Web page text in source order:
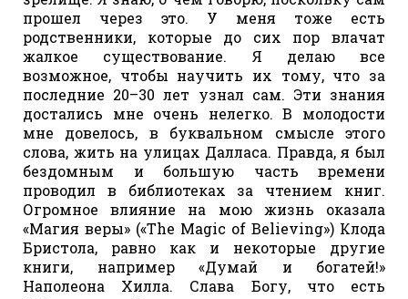
прошел через это. У меня тоже есть
родственники, которые до сих пор влачат
жалкое существование. Я делаю все
возможное, чтобы научить их тому, что за
последние 20–30 лет узнал сам. Эти знания
достались мне очень нелегко. В молодости
мне довелось, в буквальном смысле этого
слова, жить на улицах Далласа. Правда, я был
бездомным и большую часть времени
проводил в библиотеках за чтением книг.
Огромное влияние на мою жизнь оказала
«Магия веры» («The Magic of Believing») Клода
Бристола, равно как и некоторые другие
книги, например «Думай и богатей!»
Наполеона Хилла. Слава Богу, что есть